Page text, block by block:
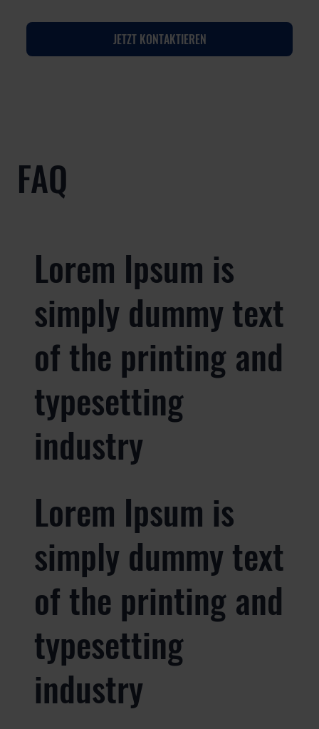
JETZT KONTAKTIEREN
FAQ
Lorem Ipsum is
simply dummy text
of the printing and
typesetting
industry
Lorem Ipsum is
simply dummy text
of the printing and
typesetting
industry